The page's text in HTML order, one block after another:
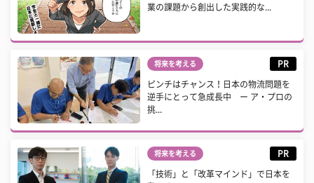
業の課題から創出した実践的な...
将来を考える PR
ピンチはチャンス！日本の物流問題を
逆手にとって急成長中 ー ア・プロの
挑...
将来を考える PR
「技術」と「改革マインド」で日本を